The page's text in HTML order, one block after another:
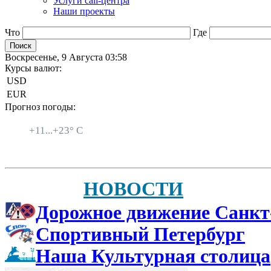
Наши проекты
Что Где
Воскресенье, 9 Августа 03:58
Курсы валют:
USD
EUR
Прогноз погоды:
+11...+23° C
НОВОСТИ
Дорожное движение
Спортивный Петербург
Наша Культурная столица